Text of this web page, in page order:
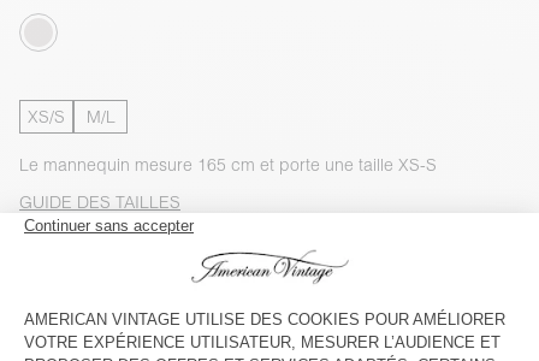
XS/S M/L
Le mannequin mesure 165 cm et porte une taille XS-S
GUIDE DES TAILLES
Livraison estiméeentre le mercredi 12 août et le vendredi 14
août
AJOUTER AU PANIER